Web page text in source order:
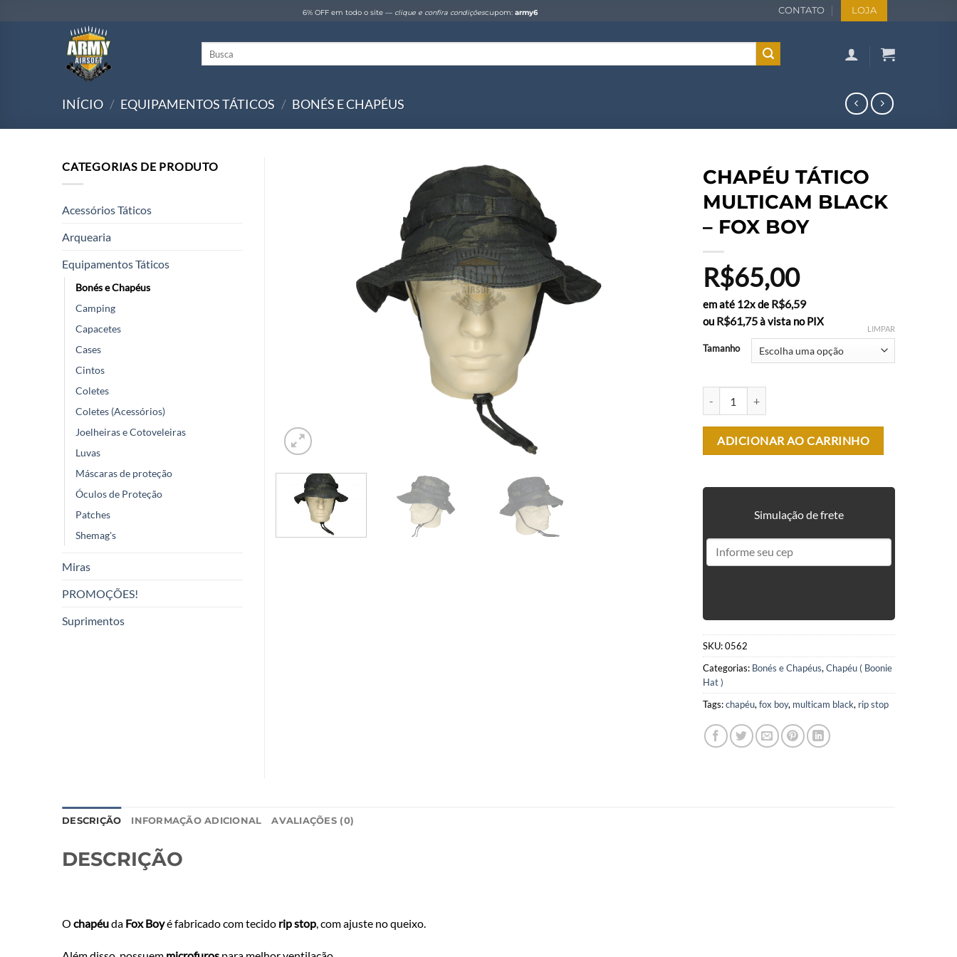
6% OFF em todo o site — clique e confira condiçõescupom:army6 CONTATO LOJA
INÍCIO / EQUIPAMENTOS TÁTICOS / BONÉS E CHAPÉUS
CHAPÉU TÁTICO
MULTICAM BLACK
– FOX BOY
R$65,00
em até 12x de R$6,59
ou R$61,75à vista no PIX
Tamanho
LIMPAR
ADICIONAR AO CARRINHO
Simulação de frete
SKU:0562
Categorias: Bonés e Chapéus, Chapéu ( Boonie
Hat )
Tags:chapéu, fox boy, multicam black, rip stop
CATEGORIAS DE PRODUTO
Acessórios Táticos
Arquearia
Equipamentos Táticos
Bonés e Chapéus
Camping
Capacetes
Cases
Cintos
Coletes
Coletes (Acessórios)
Joelheiras e Cotoveleiras
Luvas
Máscaras de proteção
Óculos de Proteção
Patches
Shemag's
Miras
PROMOÇÕES!
Suprimentos
DESCRIÇÃO INFORMAÇÃO ADICIONAL AVALIAÇÕES (0)
DESCRIÇÃO
O chapéuda Fox Boyé fabricado com tecido rip stop , com ajuste no queixo.